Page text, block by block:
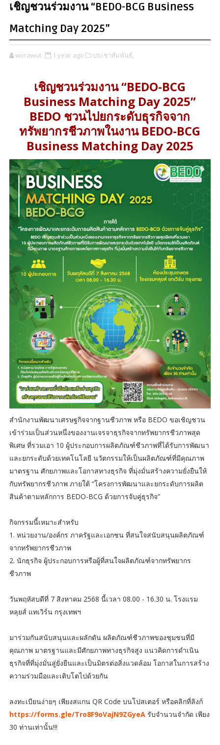
เชิญชวนร่วมงาน “BEDO-BCG Business
Matching Day 2025”
worawut 1 year ago ประชาสัมพันธ์,
เชิญชวนร่วมงาน “BEDO-BCG
Business Matching Day 2025”
BEDO ชวนไปยกระดับธุรกิจจาก
ทรัพยากรชีวภาพในงาน BEDO-BCG
Business Matching Day 2025
สำนักงานพัฒนาเศรษฐกิจจากฐานชีวภาพ หรือ BEDO ขอเชิญชวน
เข้าร่วมเป็นส่วนหนึ่งของงานเจรจาธุรกิจจากทรัพยากรชีวภาพสุด
พิเศษ ที่รวมเอา 10 ผู้ประกอบการผลิตภัณฑ์ชีวภาพที่ได้รับการพัฒนา
และยกระดับด้วยเทคโนโลยี นวัตกรรมให้เป็นผลิตภัณฑ์ที่มีคุณภาพ
มาตรฐาน ศักยภาพและโอกาสทางธุรกิจ ที่มุ่งมั่นสร้างความยั่งยืนให้
กับทรัพยากรชีวภาพ ภายใต้ “โครงการพัฒนาและยกระดับการผลิต
สินค้าตามหลักการ BEDO-BCG ด้วยการจับคู่ธุรกิจ”
กิจกรรมนี้เหมาะสำหรับ
1. หน่วยงาน/องค์กร ภาครัฐและเอกชน ที่สนใจสนับสนุนผลิตภัณฑ์
จากทรัพยากรชีวภาพ
2. นักธุรกิจ ผู้ประกอบการหรือผู้ที่สนใจผลิตภัณฑ์จากทรัพยากร
ชีวภาพ
วันพฤหัสบดีที่ 7 สิงหาคม 2568 นี้เวลา 08.00 - 16.30 น. โรงแรม
หลุยส์ แทเวิร์น กรุงเทพฯ
มาร่วมกันสนับสนุนและผลักดัน ผลิตภัณฑ์ชีวภาพของชุมชนที่มี
คุณภาพ มาตรฐานและมีศักยภาพทางธุรกิจสูง แนวคิดการดำเนิน
ธุรกิจที่ที่มุ่งมั่นสู่ยั่งยืนและเป็นมิตรต่อสิ่งแวดล้อม โอกาสในการสร้าง
ความร่วมมือและเติบโตไปด้วยกัน
ลงทะเบียนง่ายๆ เพียงสแกน QR Code บนโปสเตอร์ หรือคลิกที่ลิงก์
https://forms.gle/Tro8F9oVajN9ZGyeAรับจำนวนจำกัด เพียง
30 ท่านเท่านั้น!!!